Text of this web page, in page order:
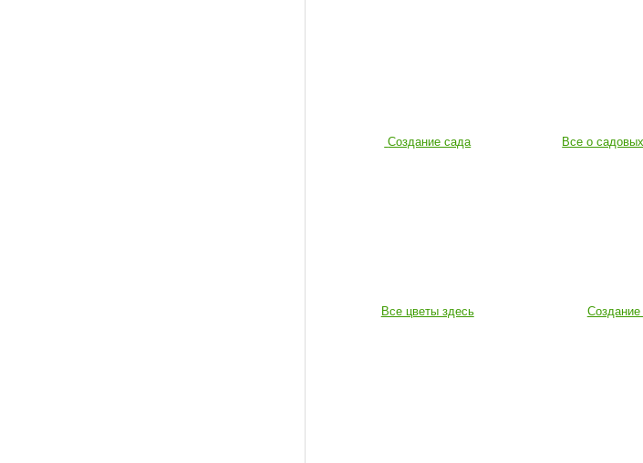
Создание сада Все о
Все цветы здесь Создание